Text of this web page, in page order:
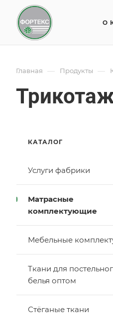
О
Главная — Продукты —
КАТАЛОГ
Услуги фабрики
Матрасные
комплектующие
Мебельные
Ткани для
белья оптом
Стёганые ткани